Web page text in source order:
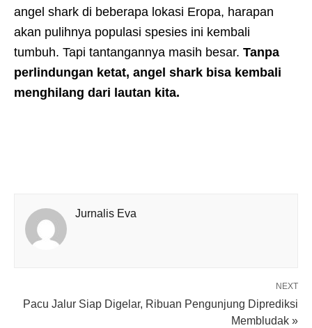
angel shark di beberapa lokasi Eropa, harapan
akan pulihnya populasi spesies ini kembali
tumbuh. Tapi tantangannya masih besar. Tanpa
perlindungan ketat, angel shark bisa kembali
menghilang dari lautan kita.
Jurnalis Eva
NEXT
Pacu Jalur Siap Digelar, Ribuan Pengunjung Diprediksi
Membludak »